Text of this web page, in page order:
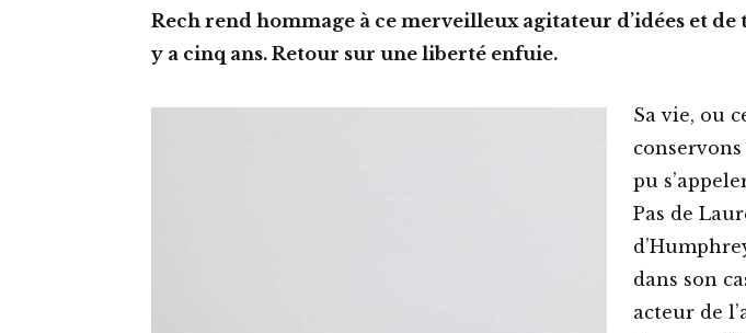
Rech rend hommage à ce merveilleux agitateur d’idées et
y a cinq ans. Retour sur une liberté enfuie.
Sa vie, ou
pu
Pas de
dans son
acteur de